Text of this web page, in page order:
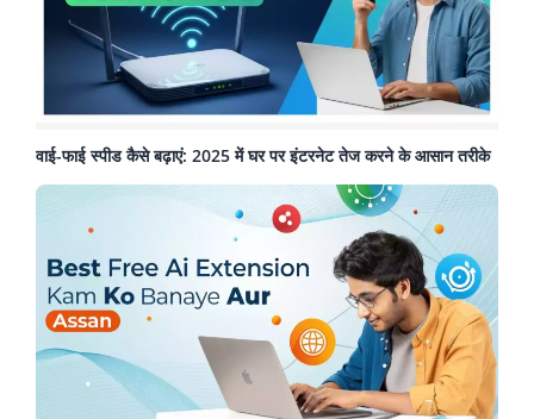
वाई-फाई स्पीड कैसे बढ़ाएं: 2025 में घर पर इंटरनेट तेज करने के आसान तरीके